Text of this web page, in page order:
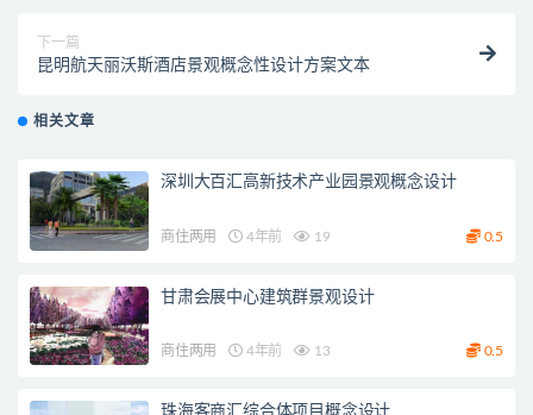
下一篇
昆明航天丽沃斯酒店景观概念性设计方案文本
相关文章
深圳大百汇高新技术产业园景观概念设计
商住两用 4年前 19 0.5
甘肃会展中心建筑群景观设计
商住两用 4年前 13 0.5